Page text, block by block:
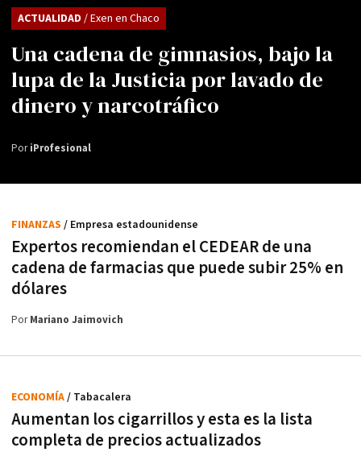
Una cadena de gimnasios, bajo la
lupa de la Justicia por lavado de
dinero y narcotráfico
ACTUALIDAD / Exen en Chaco
PoriProfesional
Expertos recomiendan el CEDEAR de una
cadena de farmacias que puede subir 25% en
dólares
FINANZAS / Empresa estadounidense
PorMariano Jaimovich
Aumentan los cigarrillos y esta es la lista
completa de precios actualizados
ECONOMÍA/ Tabacalera